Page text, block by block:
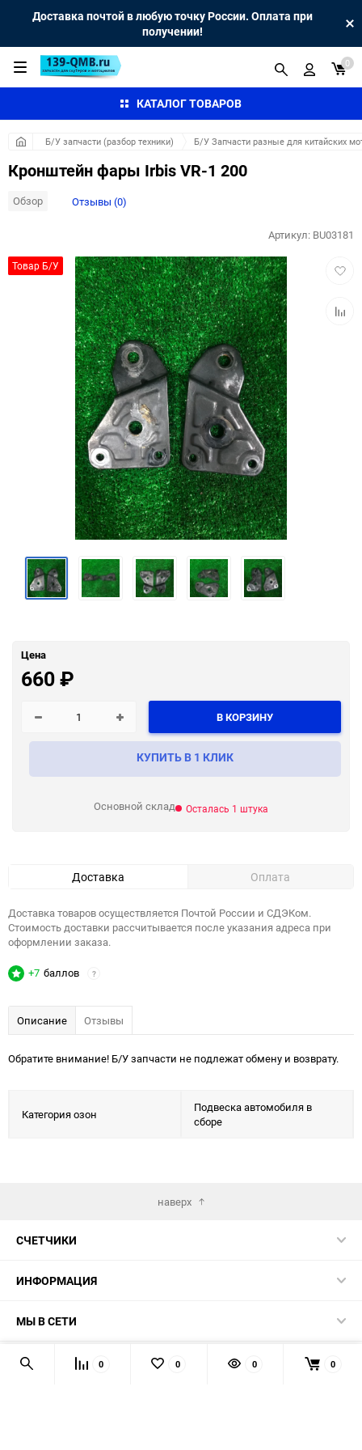
Доставка почтой в любую точку России. Оплата при
получении!
КАТАЛОГ ТОВАРОВ
0
Б/У запчасти (разбор техники) Б/У Запчасти разные для китайских
Кронштейн фары Irbis VR-1 200
Обзор Отзывы (0)
Товар Б/У
Артикул: BU03181
Цена
660₽
В КОРЗИНУ
КУПИТЬ В 1 КЛИК
Основной склад Осталась 1 штука
Доставка Оплата
Доставка товаров осуществляется Почтой России и СДЭКом.
Стоимость доставки рассчитывается после указания адреса при
оформлении заказа.
+7 баллов ?
Описание Отзывы
Обратите внимание! Б/У запчасти не подлежат обмену и возврату.
Категория озон
Подвеска автомобиля в
сборе
наверх
СЧЕТЧИКИ
ИНФОРМАЦИЯ
МЫ В СЕТИ
КОНТАКТЫ 0 0 0 0